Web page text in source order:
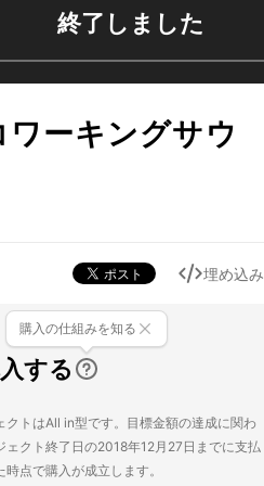
終了しました
ーキングサウ
埋め込み
する
購入の仕組みを知る
クトはAll in型です。目標金額の達成に関わ
ェクト終了日の2018年12月27日までに支払
点で購入が成立します。